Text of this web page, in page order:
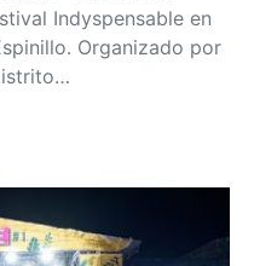
Indyspensable en
Organizado por